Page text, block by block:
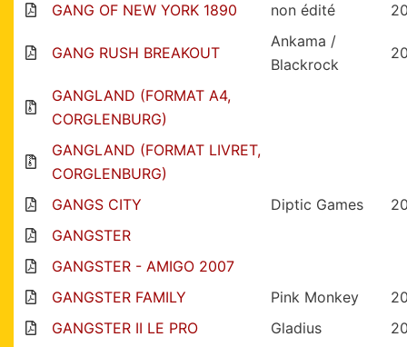
GANG OF NEW YORK 1890
non édité
GANG RUSH BREAKOUT
Ankama /
Blackrock
GANGLAND (FORMAT A4,
CORGLENBURG)
GANGLAND (FORMAT LIVRET,
CORGLENBURG)
GANGS CITY
Diptic Games
GANGSTER
GANGSTER - AMIGO 2007
GANGSTER FAMILY
Pink Monkey
GANGSTER II LE PRO
Gladius